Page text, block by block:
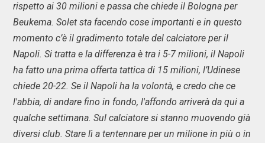
rispetto ai 30 milioni e passa che chiede il Bologna per
Beukema. Solet sta facendo cose importanti e in questo
momento c’è il gradimento totale del calciatore per il
Napoli. Si tratta e la differenza è tra i 5-7 milioni, il Napoli
ha fatto una prima offerta tattica di 15 milioni, l’Udinese
chiede 20-22. Se il Napoli ha la volontà, e credo che ce
l'abbia, di andare fino in fondo, l'affondo arriverà da qui a
qualche settimana. Sul calciatore si stanno muovendo già
diversi club. Stare lì a tentennare per un milione in più o in